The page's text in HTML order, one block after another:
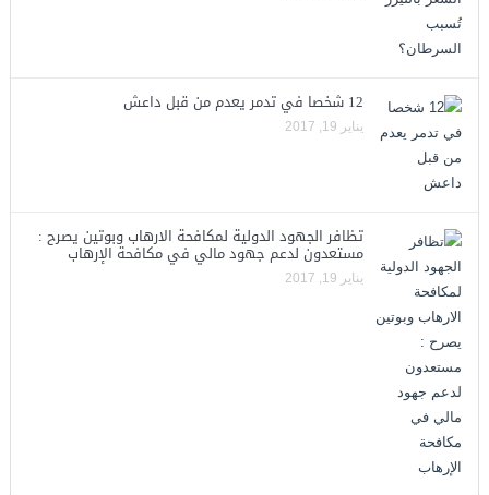
12 شخصا في تدمر يعدم من قبل داعش
يناير 19, 2017
تظافر الجهود الدولية لمكافحة الارهاب وبوتين يصرح :
مستعدون لدعم جهود مالي في مكافحة الإرهاب
يناير 19, 2017